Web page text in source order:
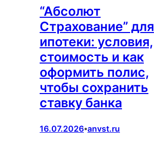
“Абсолют
Страхование” для
ипотеки: условия,
стоимость и как
оформить полис,
чтобы сохранить
ставку банка
16.07.2026•anvst.ru